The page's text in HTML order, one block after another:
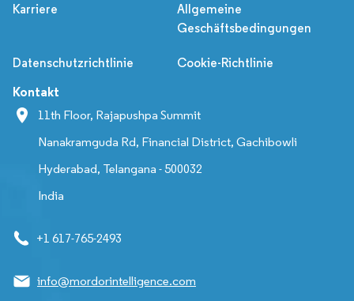
Karriere
Allgemeine
Geschäftsbedingungen
Datenschutzrichtlinie Cookie-Richtlinie
Kontakt
11th Floor, Rajapushpa Summit
Nanakramguda Rd, Financial District, Gachibowli
Hyderabad, Telangana - 500032
India
+1 617-765-2493
info@mordorintelligence.com